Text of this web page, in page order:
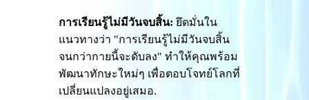
การเรียนรู้ไม่มีวันจบสิ้น: ยึดมั่นใน
แนวทางว่า "การเรียนรู้ไม่มีวันจบสิ้น
จนกว่ากายนี้จะดับลง" ทำให้คุณพร้อม
พัฒนาทักษะใหม่ๆ เพื่อตอบโจทย์โลกที่
เปลี่ยนแปลงอยู่เสมอ.